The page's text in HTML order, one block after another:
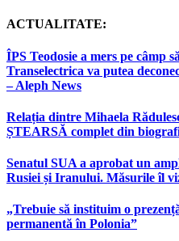
ACTUALITATE:
ÎPS Teodosie a mers pe câmp
Transelectrica va putea
– Aleph News
Relația dintre Mihaela
ȘTEARSĂ complet din
Senatul SUA a aprobat un
Rusiei și Iranului. Măsurile îl
„Trebuie să instituim o
permanentă în Polonia”